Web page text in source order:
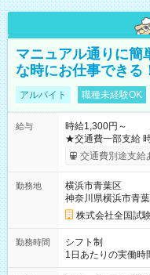
マニュアル通りに簡
な時にお仕事でき
アルバイト 職種未経験OK
給与
時給1,300円～
★交通費一部支給 時給1,300円～ ※試験・役割により手当あり
※勤務回数により
り！】 希望される
例】 ・河合塾模擬
×8時間＝日収
円の場合あり ・国
円（役割手当＋100円
間】試用期間なし
交通費別途支給
勤務地
横浜市青葉区
神奈川県横浜市青
株式会社全国試
勤務時間
シフト制
1日あたりの実働
間は 試験により